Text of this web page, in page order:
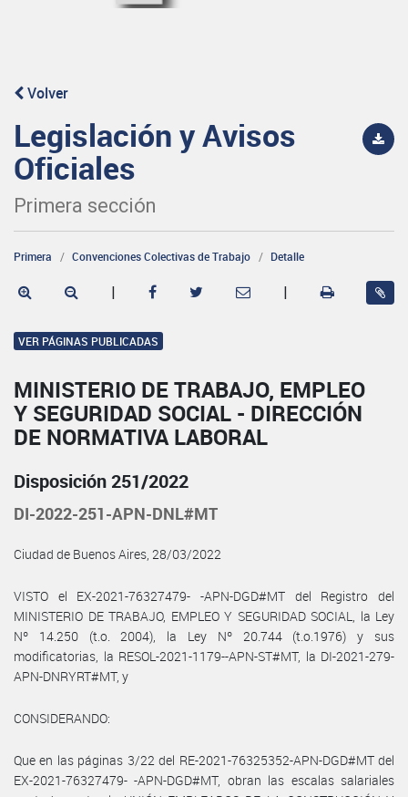
Volver
Legislación y Avisos
Oficiales
Primera sección
Primera Convenciones Colectivas de Trabajo Detalle
| |
VER PÁGINAS PUBLICADAS
MINISTERIO DE TRABAJO, EMPLEO
Y SEGURIDAD SOCIAL - DIRECCIÓN
DE NORMATIVA LABORAL
Disposición 251/2022
DI-2022-251-APN-DNL#MT
Ciudad de Buenos Aires, 28/03/2022
VISTO el EX-2021-76327479- -APN-DGD#MT del Registro del
MINISTERIO DE TRABAJO, EMPLEO Y SEGURIDAD SOCIAL, la Ley
Nº 14.250 (t.o. 2004), la Ley Nº 20.744 (t.o.1976) y sus
modificatorias, la RESOL-2021-1179--APN-ST#MT, la DI-2021-279-
APN-DNRYRT#MT, y
CONSIDERANDO:
Que en las páginas 3/22 del RE-2021-76325352-APN-DGD#MT del
EX-2021-76327479- -APN-DGD#MT, obran las escalas salariales